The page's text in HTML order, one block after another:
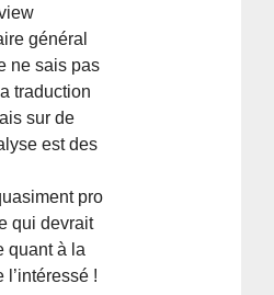
général
ne sais pas
traduction
sur de
est des
pro
qui devrait
quant à la
!